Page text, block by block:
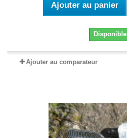
Ajouter au panier
Disponible
Ajouter au comparateur